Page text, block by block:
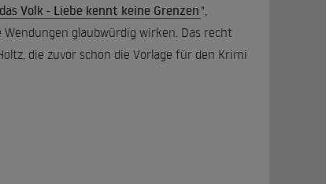
Volk - Liebe kennt keine Grenzen ",
glaubwürdig wirken. Das recht
die zuvor schon die Vorlage für den Krimi